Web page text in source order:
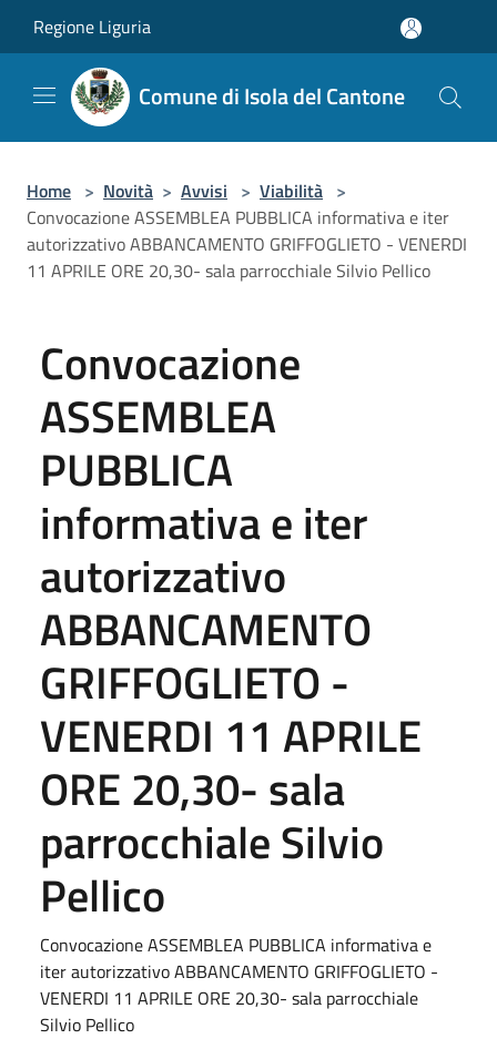
Regione Liguria
Comune di Isola del Cantone
Home > Novità > Avvisi > Viabilità >
Convocazione ASSEMBLEA PUBBLICA informativa e iter
autorizzativo ABBANCAMENTO GRIFFOGLIETO - VENERDI
11 APRILE ORE 20,30- sala parrocchiale Silvio Pellico
Convocazione
ASSEMBLEA
PUBBLICA
informativa e iter
autorizzativo
ABBANCAMENTO
GRIFFOGLIETO -
VENERDI 11 APRILE
ORE 20,30- sala
parrocchiale Silvio
Pellico
Convocazione ASSEMBLEA PUBBLICA informativa e
iter autorizzativo ABBANCAMENTO GRIFFOGLIETO -
VENERDI 11 APRILE ORE 20,30- sala parrocchiale
Silvio Pellico